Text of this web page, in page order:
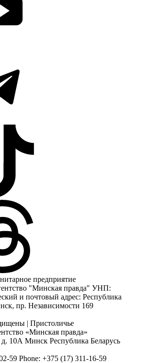
предприятие
"Минская правда" УНП:
и почтовый адрес: Республика
пр. Независимости 169
| Пристоличье
«Минская правда»
д. 10А Минск Республика Беларусь
59 Phone: +375 (17) 311-16-59